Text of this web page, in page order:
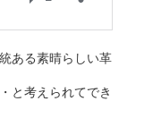
ある素晴らしい革
と考えられてでき